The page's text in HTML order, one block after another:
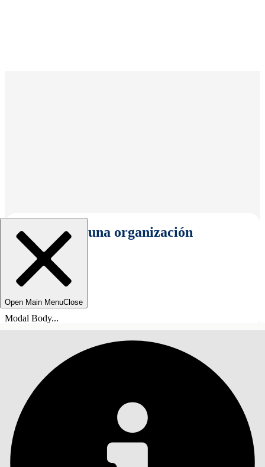
Seleccionar una organización
Open Main MenuClose
Modal Body...
ÍNDICE DE MATERIAS